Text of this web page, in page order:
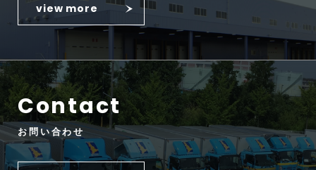
view more
Contact
お問い合わせ